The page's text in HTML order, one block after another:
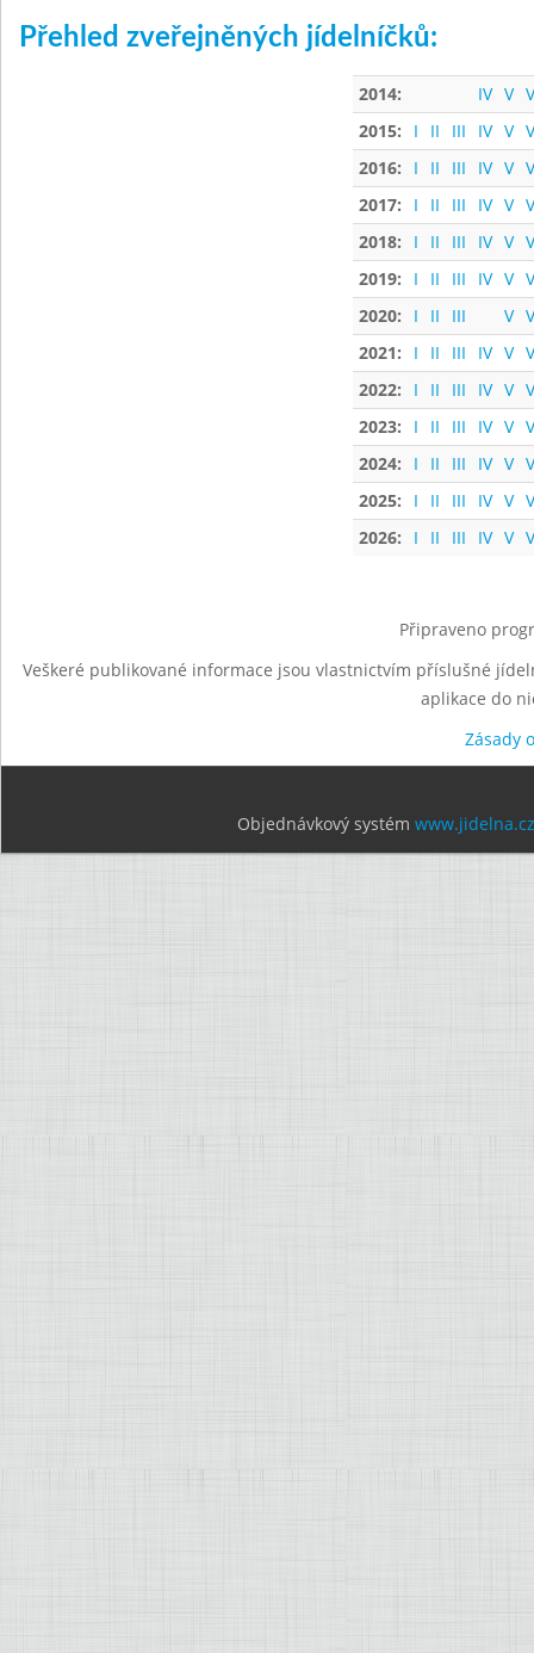
Přehled zveřejněných jídelníčků:
2014: IV V
2015:
I II III IV V
2016:
I II III IV V
2017:
I II III IV V
2018:
I II III IV V
2019:
I II III IV V
2020:
I II III V
2021:
I II III IV V
2022:
I II III IV V
2023:
I II III IV V
2024:
I II III IV V
2025:
I II III IV V
2026:
I II III IV V
Připraveno
Veškeré publikované informace jsou vlastnictvím příslušné
aplikace do
Zásady
Objednávkový systém www.jidelna.cz